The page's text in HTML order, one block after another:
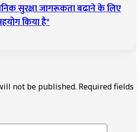
सुरक्षा जागरूकता बढ़ाने के लिए
किया है*
not be published. Required fields